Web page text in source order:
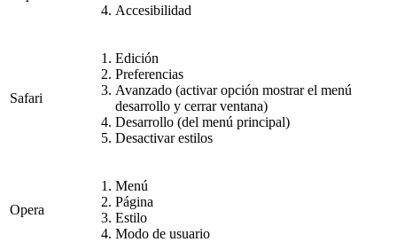
Accesibilidad
Safari
Edición
Preferencias
Avanzado (activar opción mostrar el menú
desarrollo y cerrar ventana)
Desarrollo (del menú principal)
Desactivar estilos
Opera
Menú
Página
Estilo
Modo de usuario